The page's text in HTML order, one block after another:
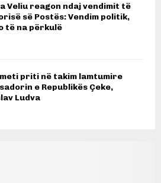
Veliu reagon ndaj vendimit të
së Postës: Vendim politik,
të na përkulë
priti në takim lamtumire
e Republikës Çeke,
Ludva